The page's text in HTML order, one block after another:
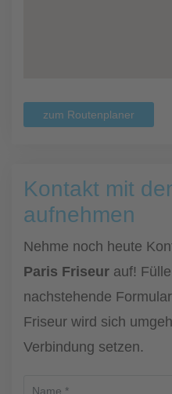
zum Routenplaner
Kontakt mit
aufnehmen
Nehme noch heute
Paris Friseur auf!
nachstehende
Friseur wird sich
Verbindung setzen.